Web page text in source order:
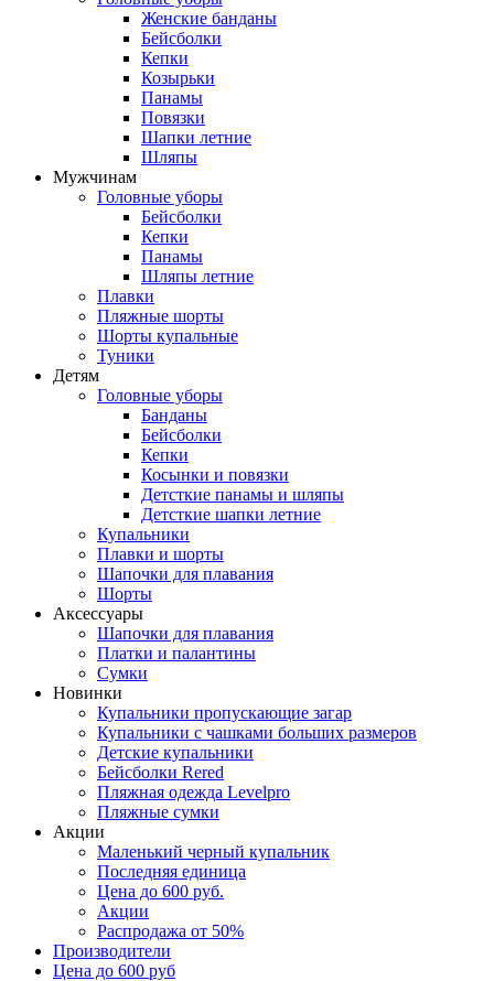
Женские банданы
Бейсболки
Кепки
Козырьки
Панамы
Повязки
Шапки летние
Шляпы
Мужчинам
Головные уборы
Бейсболки
Кепки
Панамы
Шляпы летние
Плавки
Пляжные шорты
Шорты купальные
Туники
Детям
Головные уборы
Банданы
Бейсболки
Кепки
Косынки и повязки
Детсткие панамы и шляпы
Детсткие шапки летние
Купальники
Плавки и шорты
Шапочки для плавания
Шорты
Аксессуары
Шапочки для плавания
Платки и палантины
Сумки
Новинки
Купальники пропускающие загар
Купальники с чашками больших размеров
Детские купальники
Бейсболки Rered
Пляжная одежда Levelpro
Пляжные сумки
Акции
Маленький черный купальник
Последняя единица
Цена до 600 руб.
Акции
Распродажа от 50%
Производители
Цена до 600 руб